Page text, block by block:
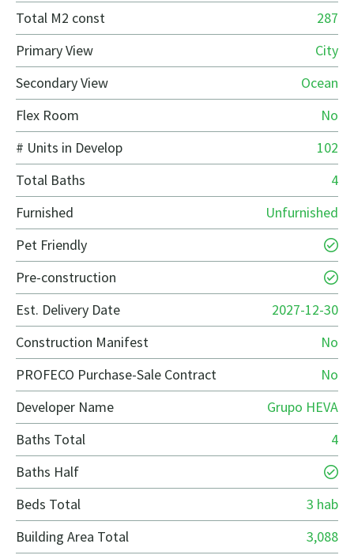
Total M2 const
287
Primary View
City
Secondary View
Ocean
Flex Room
No
# Units in Develop
102
Total Baths
4
Furnished
Unfurnished
Pet Friendly
Pre-construction
Est. Delivery Date
2027-12-30
Construction Manifest
No
PROFECO Purchase-Sale Contract
No
Developer Name
Grupo HEVA
Baths Total
4
Baths Half
Beds Total
3 hab
Building Area Total
3,088